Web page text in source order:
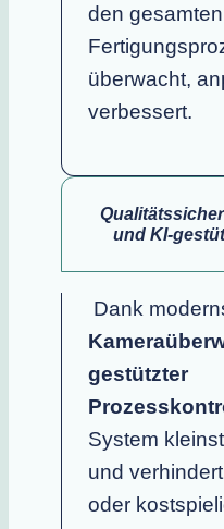
den gesamten
überwacht,
verbessert.
und KI-
Dank
gestützter
System
und
oder